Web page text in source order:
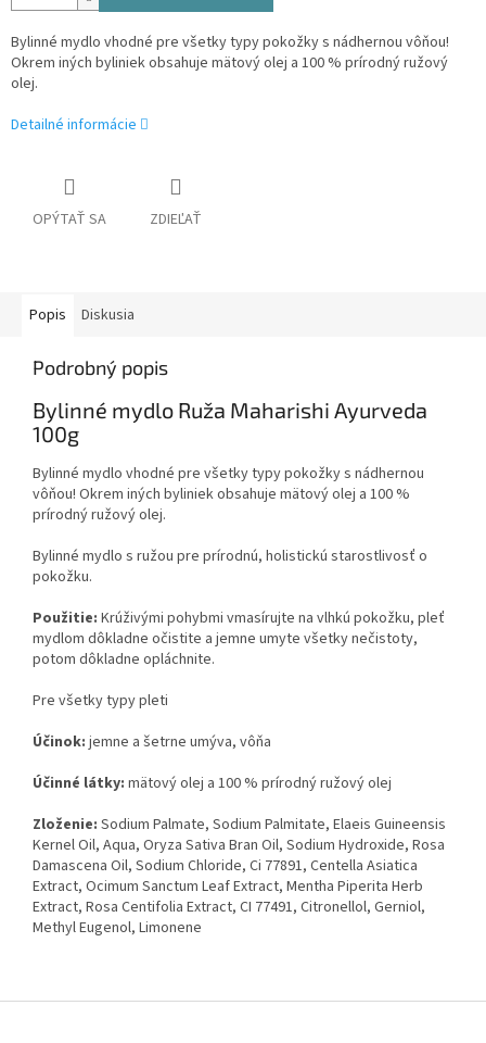
Bylinné mydlo vhodné pre všetky typy pokožky s nádhernou vôňou!
Okrem iných byliniek obsahuje mätový olej a 100 % prírodný ružový
olej.
Detailné informácie
OPÝTAŤ SA ZDIEĽAŤ
Popis Diskusia
Podrobný popis
Bylinné mydlo Ruža Maharishi Ayurveda
100g
Bylinné mydlo vhodné pre všetky typy pokožky s nádhernou
vôňou! Okrem iných byliniek obsahuje mätový olej a 100 %
prírodný ružový olej.
Bylinné mydlo s ružou pre prírodnú, holistickú starostlivosť o
pokožku.
Použitie: Krúživými pohybmi vmasírujte na vlhkú pokožku, pleť
mydlom dôkladne očistite a jemne umyte všetky nečistoty,
potom dôkladne opláchnite.
Pre všetky typy pleti
Účinok: jemne a šetrne umýva, vôňa
Účinné látky: mätový olej a 100 % prírodný ružový olej
Zloženie: Sodium Palmate, Sodium Palmitate, Elaeis Guineensis
Kernel Oil, Aqua, Oryza Sativa Bran Oil, Sodium Hydroxide, Rosa
Damascena Oil, Sodium Chloride, Ci 77891, Centella Asiatica
Extract, Ocimum Sanctum Leaf Extract, Mentha Piperita Herb
Extract, Rosa Centifolia Extract, CI 77491, Citronellol, Gerniol,
Methyl Eugenol, Limonene